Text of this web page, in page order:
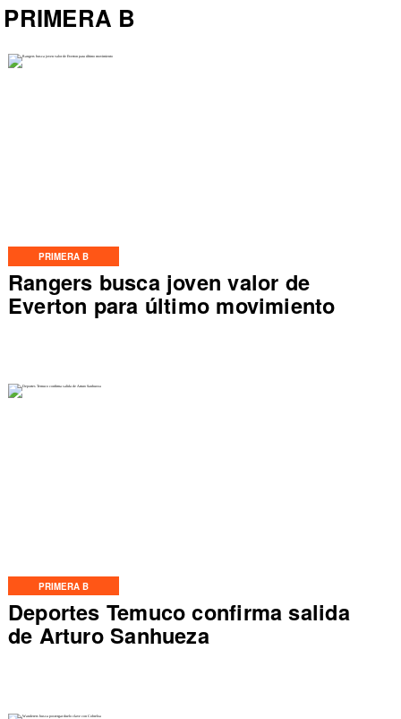
PRIMERA B
Rangers busca joven valor de
Everton para último movimiento
PRIMERA B
Deportes Temuco confirma salida
de Arturo Sanhueza
PRIMERA B